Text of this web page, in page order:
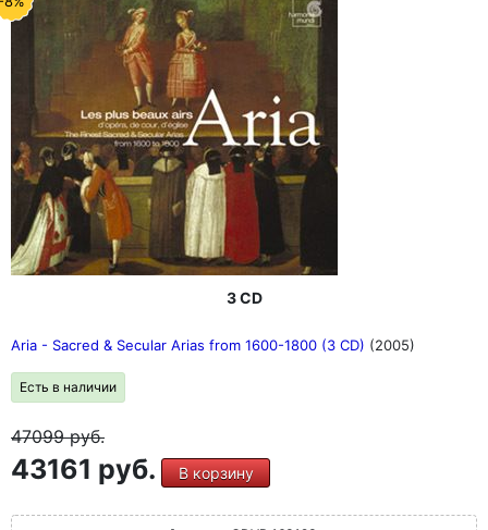
3 CD
Aria - Sacred & Secular Arias from 1600-1800 (3 CD) (2005)
Есть в наличии
47099руб.
43161 руб. В корзину